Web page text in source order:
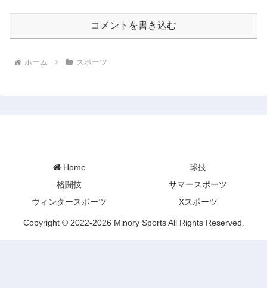
コメントを書き込む
ホーム スポーツ
Home
球技
格闘技
サマースポーツ
ウィンタースポーツ
Xスポーツ
Copyright © 2022-2026 Minory Sports All Rights Reserved.